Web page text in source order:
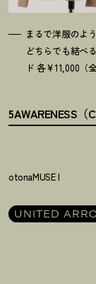
まるで洋服のよ
どちらでも結べ
ド 各¥11,000（
5AWARENESS（
otonaMUSE I
UNITED